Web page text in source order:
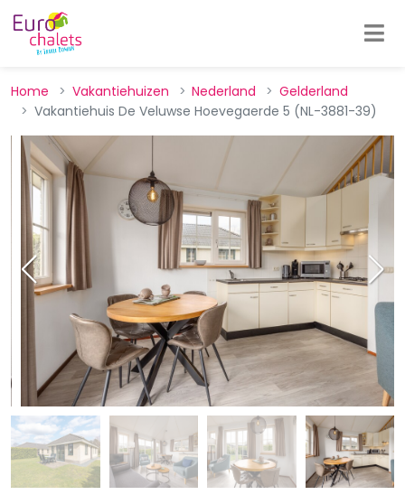
Home Vakantiehuizen Nederland
Gelderland
Vakantiehuis De Veluwse Hoevegaerde 5 (NL-3881-39)